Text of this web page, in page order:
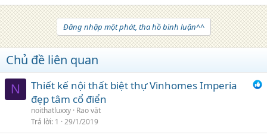
Đăng nhập một phát, tha hồ bình luận^^
Chủ đề liên quan
N
Thiết kế nội thất biệt thự Vinhomes Imperia
đẹp tâm cổ điển
noithatluxxy Rao vặt
Trả lời 1 29/1/2019